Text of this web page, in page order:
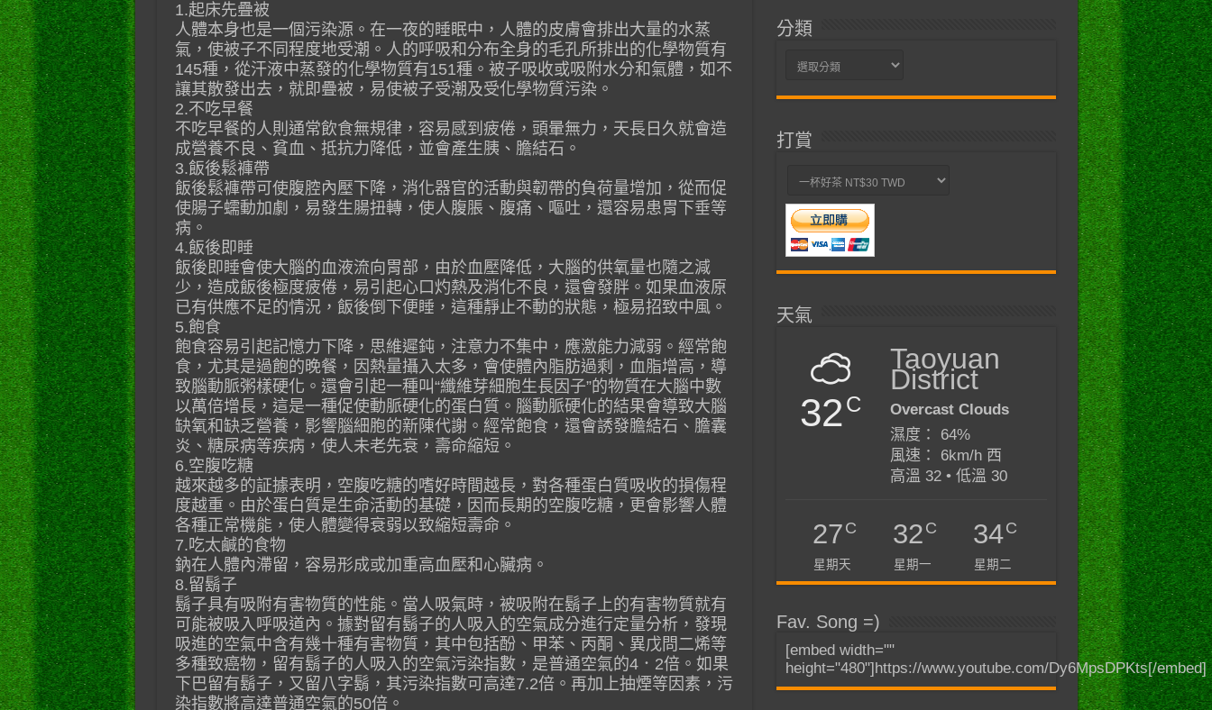
1.起床先疊被
人體本身也是一個污染源。在一夜的睡眠中，人體的皮膚會排出大量的水蒸
氣，使被子不同程度地受潮。人的呼吸和分布全身的毛孔所排出的化學物質有
145種，從汗液中蒸發的化學物質有151種。被子吸收或吸附水分和氣體，如不
讓其散發出去，就即疊被，易使被子受潮及受化學物質污染。
2.不吃早餐
不吃早餐的人則通常飲食無規律，容易感到疲倦，頭暈無力，天長日久就會造
成營養不良、貧血、抵抗力降低，並會產生胰、膽結石。
3.飯後鬆褲帶
飯後鬆褲帶可使腹腔內壓下降，消化器官的活動與韌帶的負荷量增加，從而促
使腸子蠕動加劇，易發生腸扭轉，使人腹脹、腹痛、嘔吐，還容易患胃下垂等
病。
4.飯後即睡
飯後即睡會使大腦的血液流向胃部，由於血壓降低，大腦的供氧量也隨之減
少，造成飯後極度疲倦，易引起心口灼熱及消化不良，還會發胖。如果血液原
已有供應不足的情況，飯後倒下便睡，這種靜止不動的狀態，極易招致中風。
5.飽食
飽食容易引起記憶力下降，思維遲鈍，注意力不集中，應激能力減弱。經常飽
食，尤其是過飽的晚餐，因熱量攝入太多，會使體內脂肪過剩，血脂增高，導
致腦動脈粥樣硬化。還會引起一種叫“纖維芽細胞生長因子”的物質在大腦中數
以萬倍增長，這是一種促使動脈硬化的蛋白質。腦動脈硬化的結果會導致大腦
缺氧和缺乏營養，影響腦細胞的新陳代謝。經常飽食，還會誘發膽結石、膽囊
炎、糖尿病等疾病，使人未老先衰，壽命縮短。
6.空腹吃糖
越來越多的証據表明，空腹吃糖的嗜好時間越長，對各種蛋白質吸收的損傷程
度越重。由於蛋白質是生命活動的基礎，因而長期的空腹吃糖，更會影響人體
各種正常機能，使人體變得衰弱以致縮短壽命。
7.吃太鹹的食物
鈉在人體內滯留，容易形成或加重高血壓和心臟病。
8.留鬍子
鬍子具有吸附有害物質的性能。當人吸氣時，被吸附在鬍子上的有害物質就有
可能被吸入呼吸道內。據對留有鬍子的人吸入的空氣成分進行定量分析，發現
吸進的空氣中含有幾十種有害物質，其中包括酚、甲苯、丙酮、異戊問二烯等
多種致癌物，留有鬍子的人吸入的空氣污染指數，是普通空氣的4．2倍。如果
下巴留有鬍子，又留八字鬍，其污染指數可高達7.2倍。再加上抽煙等因素，污
染指數將高達普通空氣的50倍。
分類
分
打賞
天氣
32C
Taoyuan
District
Overcast Clouds
濕度： 64%
風速： 6km/h 西
高溫 32 • 低溫 30
27C
星期天
32C
星期一
34C
星期二
Fav. Song =)
[embed width=""
height="480"]https://www.youtube.com/Dy6MpsDPKts[/embed]